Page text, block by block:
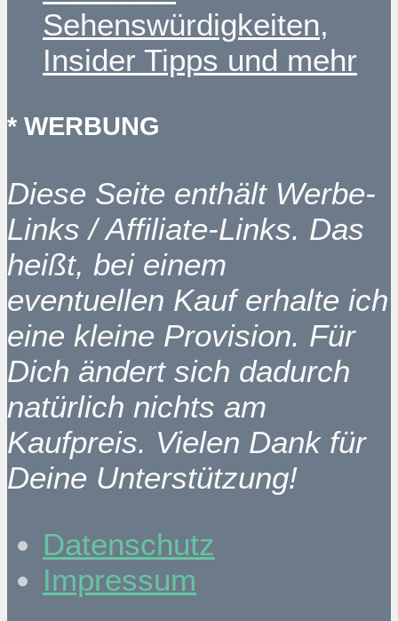
Sehenswürdigkeiten,
Insider Tipps und mehr
* WERBUNG
Diese Seite enthält Werbe-
Links / Affiliate-Links. Das
heißt, bei einem
eventuellen Kauf erhalte ich
eine kleine Provision. Für
Dich ändert sich dadurch
natürlich nichts am
Kaufpreis. Vielen Dank für
Deine Unterstützung!
Datenschutz
Impressum